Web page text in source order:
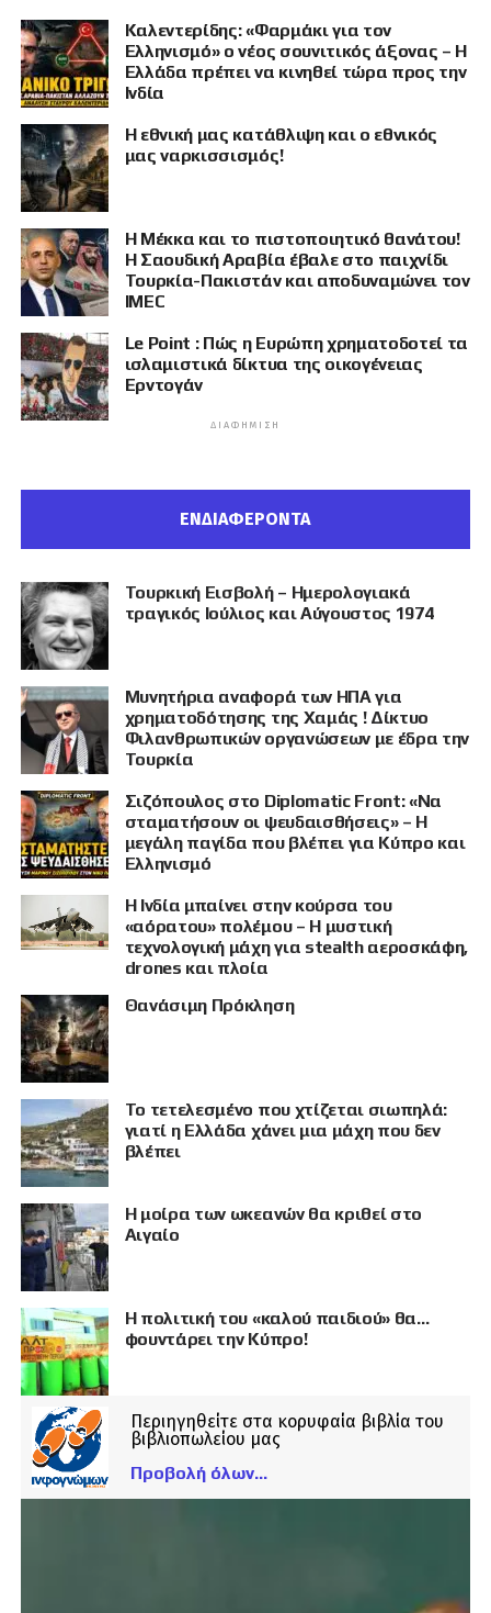
Καλεντερίδης: «Φαρμάκι για τον
Ελληνισμό» ο νέος σουνιτικός άξονας – Η
Ελλάδα πρέπει να κινηθεί τώρα προς την
Ινδία
Η εθνική μας κατάθλιψη και ο εθνικός
μας ναρκισσισμός!
Η Μέκκα και το πιστοποιητικό θανάτου!
Η Σαουδική Αραβία έβαλε στο παιχνίδι
Τουρκία-Πακιστάν και αποδυναμώνει τον
IMEC
Le Point : Πώς η Ευρώπη χρηματοδοτεί τα
ισλαμιστικά δίκτυα της οικογένειας
Ερντογάν
ΔΙΑΦΉΜΙΣΗ
ΕΝΔΙΑΦΕΡΟΝΤΑ
Τουρκική Εισβολή – Ημερολογιακά
τραγικός Ιούλιος και Αύγουστος 1974
Μυνητήρια αναφορά των ΗΠΑ για
χρηματοδότησης της Χαμάς ! Δίκτυο
Φιλανθρωπικών οργανώσεων με έδρα την
Τουρκία
Σιζόπουλος στο Diplomatic Front: «Να
σταματήσουν οι ψευδαισθήσεις» – Η
μεγάλη παγίδα που βλέπει για Κύπρο και
Ελληνισμό
Η Ινδία μπαίνει στην κούρσα του
«αόρατου» πολέμου – Η μυστική
τεχνολογική μάχη για stealth αεροσκάφη,
drones και πλοία
Θανάσιμη Πρόκληση
Το τετελεσμένο που χτίζεται σιωπηλά:
γιατί η Ελλάδα χάνει μια μάχη που δεν
βλέπει
Η μοίρα των ωκεανών θα κριθεί στο
Αιγαίο
Η πολιτική του «καλού παιδιού» θα…
φουντάρει την Κύπρο!
Περιηγηθείτε στα κορυφαία βιβλία του
βιβλιοπωλείου μας
Προβολή όλων